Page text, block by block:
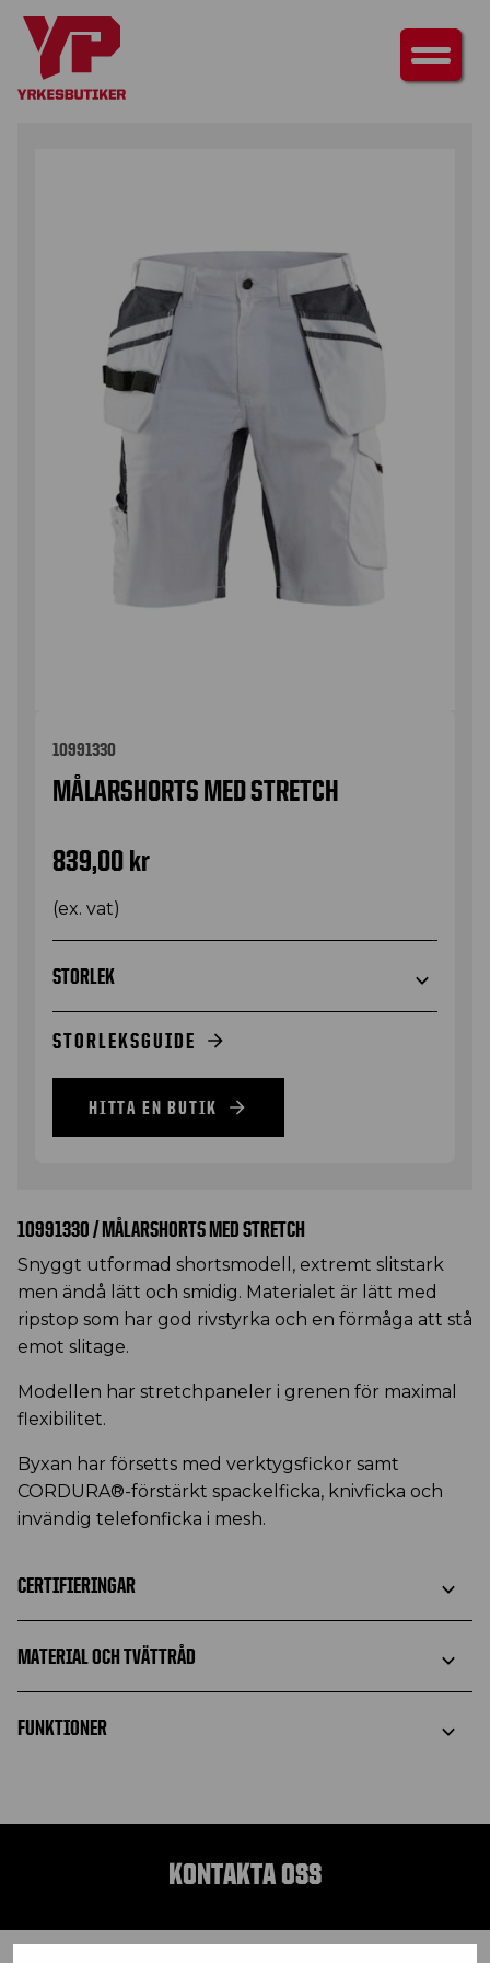
HEM UNDERDELAR
/ MÅLARSHORTS MED
STRETCH
10991330
MÅLARSHORTS MED STRETCH
839,00 kr
(ex. vat)
STORLEK
STORLEKSGUIDE
HITTA EN BUTIK
10991330 / MÅLARSHORTS MED STRETCH
Snyggt utformad shortsmodell, extremt slitstark
men ändå lätt och smidig. Materialet är lätt med
ripstop som har god rivstyrka och en förmåga att stå
emot slitage.
Modellen har stretchpaneler i grenen för maximal
flexibilitet.
Byxan har försetts med verktygsfickor samt
CORDURA®-förstärkt spackelficka, knivficka och
invändig telefonficka i mesh.
CERTIFIERINGAR
MATERIAL OCH TVÄTTRÅD
FUNKTIONER
KONTAKTA OSS